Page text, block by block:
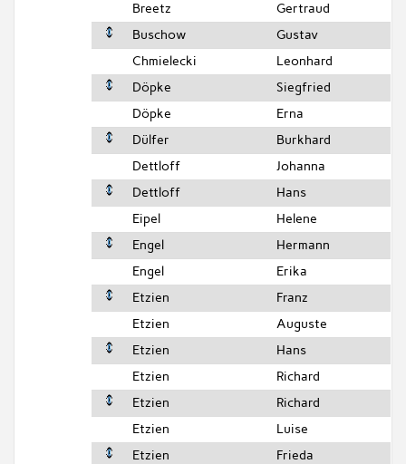
Breetz
Gertraud
Buschow
Gustav
Chmielecki
Leonhard
Döpke
Siegfried
Döpke
Erna
Dülfer
Burkhard
Dettloff
Johanna
Dettloff
Hans
Eipel
Helene
Engel
Hermann
Engel
Erika
Etzien
Franz
Etzien
Auguste
Etzien
Hans
Etzien
Richard
Etzien
Richard
Etzien
Luise
Etzien
Frieda